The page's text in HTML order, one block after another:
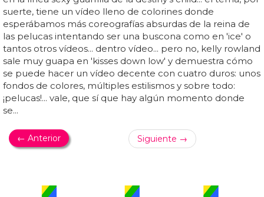
suerte, tiene un vídeo lleno de colorines donde
esperábamos más coreografías absurdas de la reina de
las pelucas intentando ser una buscona como en 'ice' o
tantos otros vídeos... dentro vídeo... pero no, kelly rowland
sale muy guapa en 'kisses down low' y demuestra cómo
se puede hacer un vídeo decente con cuatro duros: unos
fondos de colores, múltiples estilismos y sobre todo:
¡pelucas!... vale, que sí que hay algún momento donde
se...
← Anterior Siguiente →